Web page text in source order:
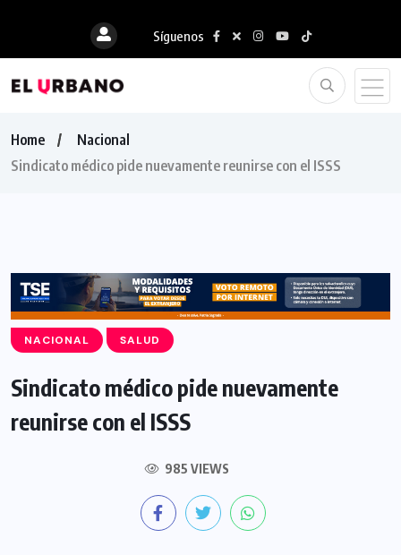
Síguenos
Home
Nacional
Sindicato médico pide nuevamente reunirse con el ISSS
NACIONAL SALUD
Sindicato médico pide nuevamente
reunirse con el ISSS
985 VIEWS